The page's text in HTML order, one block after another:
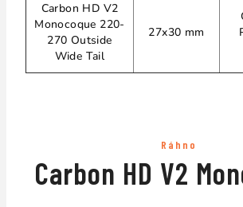
Carbon HD V2
Monocoque 220-
270 Outside
Wide Tail
27x30 mm
Ráhno
Carbon HD V2